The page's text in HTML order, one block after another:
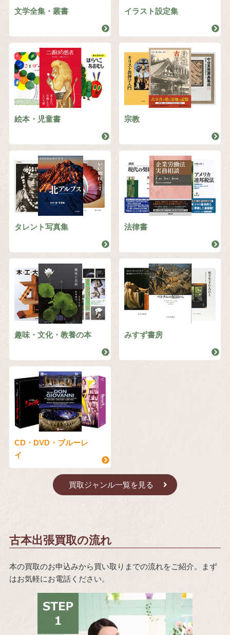
文学全集・叢書 イラスト設定集
絵本・児童書 宗教
タレント写真集 法律書
趣味・文化・教養の本 みすず書房
CD・DVD・ブルーレ
イ
買取ジャンル一覧を見る
古本出張買取の流れ
本の買取のお申込みから買い取りまでの流れをご紹介。まず
はお気軽にお電話ください。